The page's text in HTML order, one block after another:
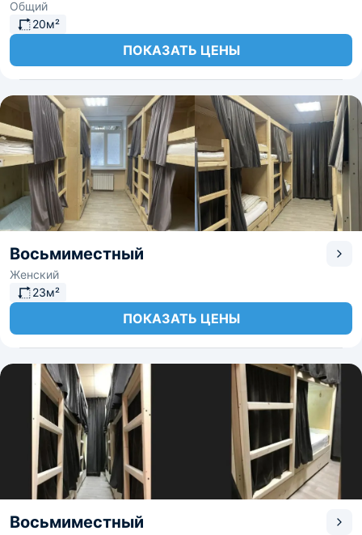
Общий
20м²
ПОКАЗАТЬ ЦЕНЫ
Восьмиместный
Женский
23м²
ПОКАЗАТЬ ЦЕНЫ
Восьмиместный